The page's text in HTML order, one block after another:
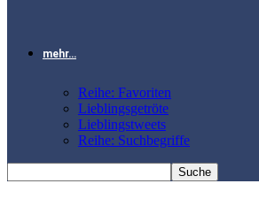
mehr…
Reihe: Favoriten
Lieblingsgetröte
Lieblingstweets
Reihe: Suchbegriffe